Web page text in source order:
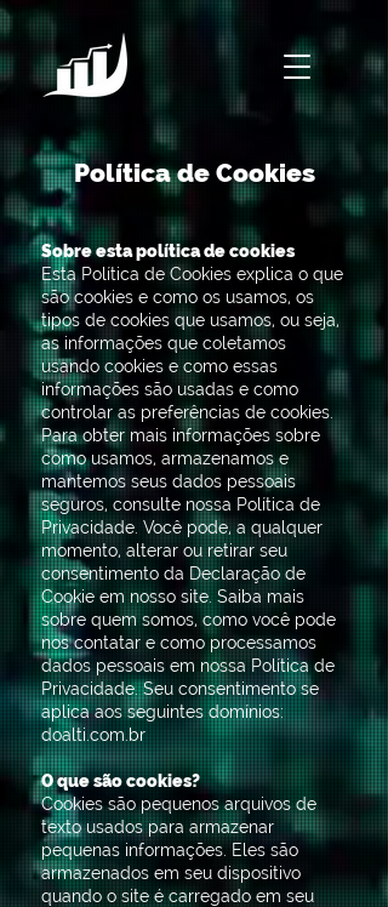
Política de Cookies
Sobre esta política de cookies
Esta Política de Cookies explica o que
são cookies e como os usamos, os
tipos de cookies que usamos, ou seja,
as informações que coletamos
usando cookies e como essas
informações são usadas e como
controlar as preferências de cookies.
Para obter mais informações sobre
como usamos, armazenamos e
mantemos seus dados pessoais
seguros, consulte nossa Política de
Privacidade. Você pode, a qualquer
momento, alterar ou retirar seu
consentimento da Declaração de
Cookie em nosso site. Saiba mais
sobre quem somos, como você pode
nos contatar e como processamos
dados pessoais em nossa Política de
Privacidade. Seu consentimento se
aplica aos seguintes domínios:
doalti.com.br
O que são cookies?
Cookies são pequenos arquivos de
texto usados ​​para armazenar
pequenas informações. Eles são
armazenados em seu dispositivo
quando o site é carregado em seu